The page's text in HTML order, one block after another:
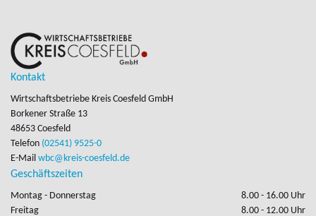
Kontakt
Wirtschaftsbetriebe Kreis Coesfeld GmbH
Borkener Straße 13
48653 Coesfeld
Telefon (02541) 9525-0
E-Mail wbc@kreis-coesfeld.de
Geschäftszeiten
Montag - Donnerstag
8.00 - 16.00 Uhr
Freitag
8.00 - 12.00 Uhr